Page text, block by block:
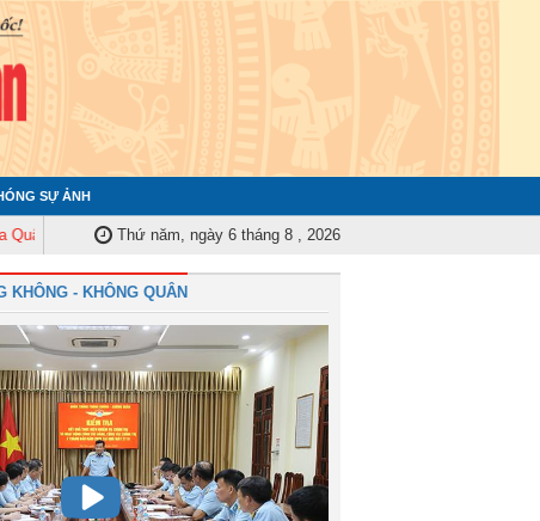
SỰ ẢNH
Trung ương tập huấn nghiệp vụ công tác kiểm tra, giám sát năm 2025
Thứ năm, ngày 6 tháng 8 , 2026
KHÔNG - KHÔNG QUÂN